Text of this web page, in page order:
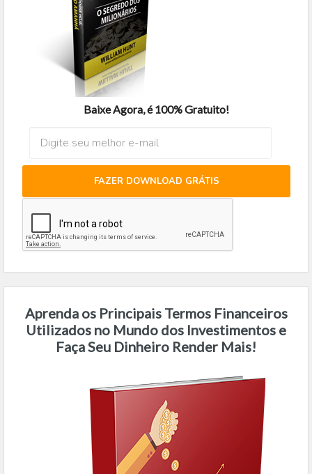
Baixe Agora, é 100% Gratuito!
FAZER DOWNLOAD GRÁTIS
Aprenda os Principais Termos Financeiros
Utilizados no Mundo dos Investimentos e
Faça Seu Dinheiro Render Mais!